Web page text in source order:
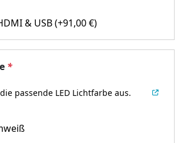
& USB(+91,00€)
*
passende LED Lichtfarbe aus.